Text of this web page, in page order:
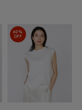
60%
OFF